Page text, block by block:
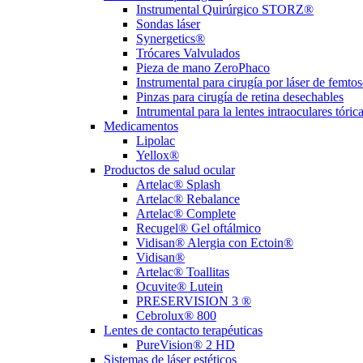
Instrumental Quirúrgico STORZ®
Sondas láser
Synergetics®
Trócares Valvulados
Pieza de mano ZeroPhaco
Instrumental para cirugía por láser de
Pinzas para cirugía de retina desechables
Intrumental para la lentes intraoculares
Medicamentos
Lipolac
Yellox®
Productos de salud ocular
Artelac® Splash
Artelac® Rebalance
Artelac® Complete
Recugel® Gel oftálmico
Vidisan® Alergia con Ectoin®
Vidisan®
Artelac® Toallitas
Ocuvite® Lutein
PRESERVISION 3 ®
Cebrolux® 800
Lentes de contacto terapéuticas
PureVision® 2 HD
Sistemas de láser estéticos